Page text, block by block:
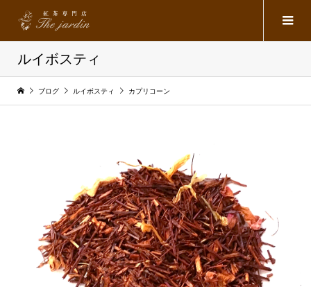
ルイボスティ
ブログ ルイボスティ カプリコーン